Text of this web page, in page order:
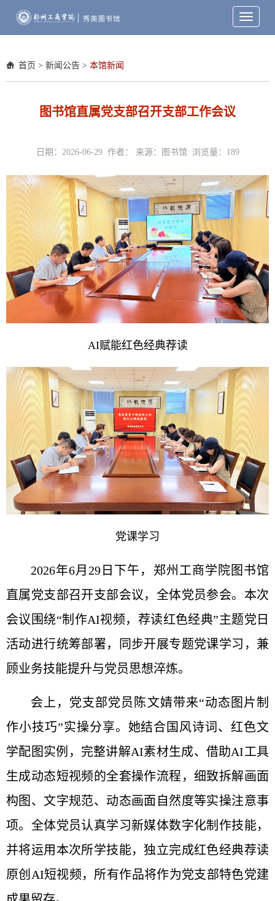
Toggle
首页 > 新闻公告 > 本馆新闻
图书馆直属党支部召开支部工作会议
日期：2026-06-29 作者： 来源：图书馆 浏览量： 189
AI赋能红色经典荐读
党课学习
2026年6月29日下午，郑州工商学院图书馆
直属党支部召开支部会议，全体党员参会。本次
会议围绕“制作AI视频，荐读红色经典”主题党日
活动进行统筹部署，同步开展专题党课学习，兼
顾业务技能提升与党员思想淬炼。
会上，党支部党员陈文婧带来“动态图片制
作小技巧”实操分享。她结合国风诗词、红色文
学配图实例，完整讲解AI素材生成、借助AI工具
生成动态短视频的全套操作流程，细致拆解画面
构图、文字规范、动态画面自然度等实操注意事
项。全体党员认真学习新媒体数字化制作技能，
并将运用本次所学技能，独立完成红色经典荐读
原创AI短视频，所有作品将作为党支部特色党建